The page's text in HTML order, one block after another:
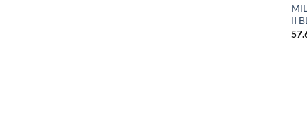
II